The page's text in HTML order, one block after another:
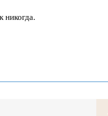
никогда.